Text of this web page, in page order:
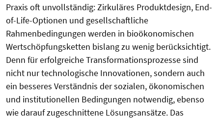
Praxis oft unvollständig: Zirkuläres Produktdesign, End-
of-Life-Optionen und gesellschaftliche
Rahmenbedingungen werden in bioökonomischen
Wertschöpfungsketten bislang zu wenig berücksichtigt.
Denn für erfolgreiche Transformationsprozesse sind
nicht nur technologische Innovationen, sondern auch
ein besseres Verständnis der sozialen, ökonomischen
und institutionellen Bedingungen notwendig, ebenso
wie darauf zugeschnittene Lösungsansätze. Das